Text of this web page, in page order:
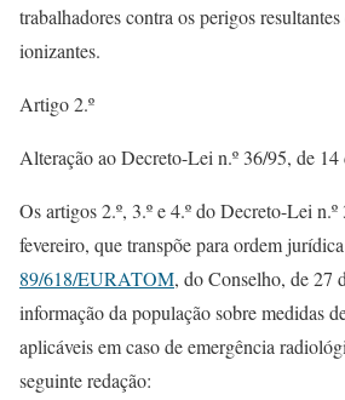
trabalhadores contra os perigos
ionizantes.
Artigo 2.º
Alteração ao Decreto-Lei n.º 36/95, de 14
Os artigos 2.º, 3.º e 4.º do Decreto-Lei
fevereiro, que transpõe para ordem
89/618/EURATOM, do Conselho, de 27
informação da população sobre medidas
aplicáveis em caso de emergência
seguinte redação: